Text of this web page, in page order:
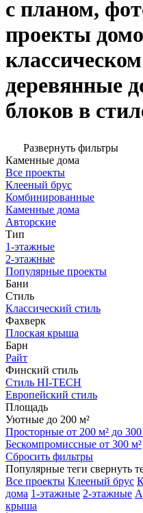
с планом,
проекты
деревянные
блоков в
Развернуть фильтры
Каменные дома
Все проекты
Клееный брус
Комбинированные
Каменные дома
Авторские
Тип
1-этажные
2-этажные
Популярные проекты
Бани
Стиль
Классический стиль
Фахверк
Плоская крыша
Барн
Райт
Финский стиль
Стиль HI-TECH
Европейский стиль
Площадь
Уютные до 200 м²
Просторные от 200 м² до 300
Бескомпромиссные от 300 м²
Сбросить фильтры
Популярные теги свернуть
Все проекты Клееный брус
дома 1-этажные 2-этажные
крыша